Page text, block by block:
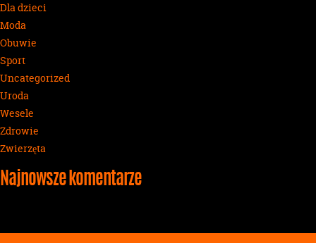
Dla dzieci
Moda
Obuwie
Sport
Uncategorized
Uroda
Wesele
Zdrowie
Zwierzęta
Najnowsze komentarze